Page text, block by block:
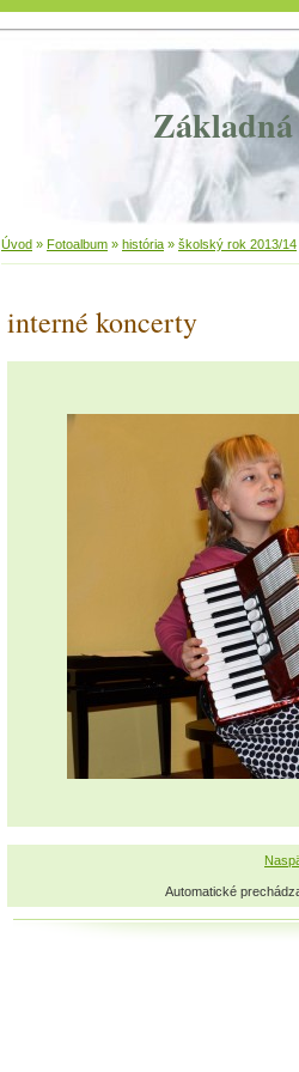
Základná
Úvod » Fotoalbum » história » školský rok 2013/14
interné koncerty
Automatické